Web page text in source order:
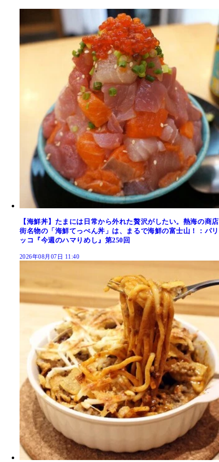
【海鮮丼】たまには日常から外れた贅沢がしたい。熱海の商店
街名物の「海鮮てっぺん丼」は、まるで海鮮の富士山！：パリ
ッコ『今週のハマりめし』第250回
2026年08月07日 11:40